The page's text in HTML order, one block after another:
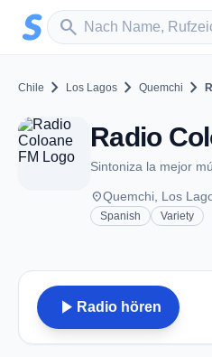
Zum Hauptinhalt springen
search
Sender suchen
Chile chevron_right Los Lagos chevron_right Quemchi chevron_right
placeQuemchi, Los
Spanish
Variety
play_arrow Radio hören